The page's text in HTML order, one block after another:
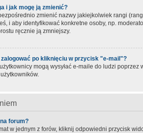
i jak mogę ją zmienić?
zmienić nazwy jakiejkolwiek rangi
i aby identyfikować konkretne osoby, np.
ręcznie ją zmniejszy.
zalogować po kliknięciu w przycisk "e-mail"?
mogą wysyłać e-maile do ludzi
forum?
w jednym z forów, kliknij odpowiedni przycisk